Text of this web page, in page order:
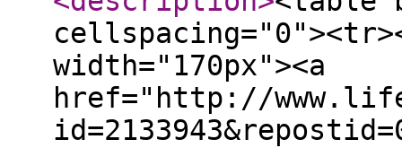
width="170px"><a
href="http://